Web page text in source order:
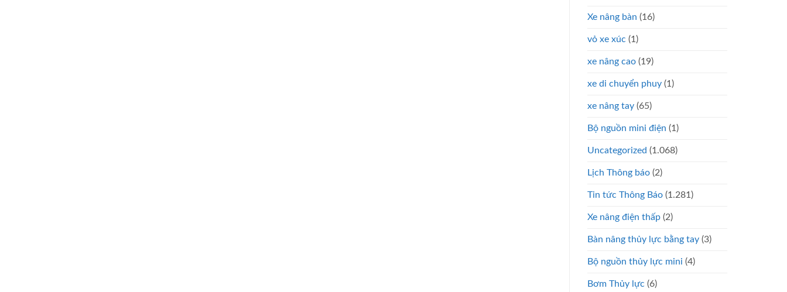
Xe nâng bàn (16)
vỏ xe xúc (1)
xe nâng cao (19)
xe di chuyển phuy (1)
xe nâng tay (65)
Bộ nguồn mini điện (1)
Uncategorized (1.068)
Lịch Thông báo (2)
Tin tức Thông Báo (1.281)
Xe nâng điện thấp (2)
Bàn nâng thủy lực bằng tay (3)
Bộ nguồn thủy lực mini (4)
Bơm Thủy lực (6)